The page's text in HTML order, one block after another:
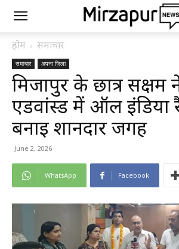
होम समाचार
समाचार अपना ज़िला
मिर्जापुर के छात्र
एडवांस्ड में ऑल इंडिया
बनाई शानदार जगह
June 2, 2026
WhatsApp Facebook